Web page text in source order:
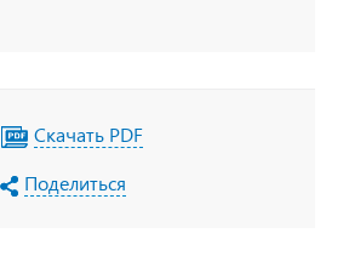
Скачать PDF
Поделиться